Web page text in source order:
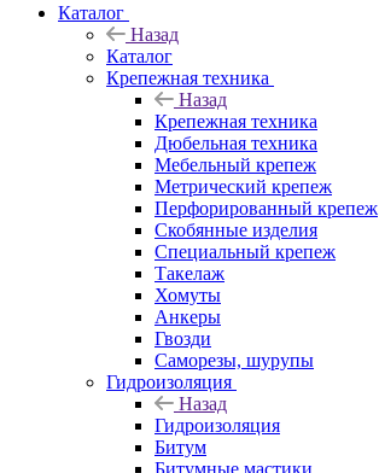
Каталог
Назад
Каталог
Крепежная техника
Назад
Крепежная техника
Дюбельная техника
Мебельный крепеж
Метрический крепеж
Перфорированный крепеж
Скобянные изделия
Специальный крепеж
Такелаж
Хомуты
Анкеры
Гвозди
Саморезы, шурупы
Гидроизоляция
Назад
Гидроизоляция
Битум
Битумные мастики